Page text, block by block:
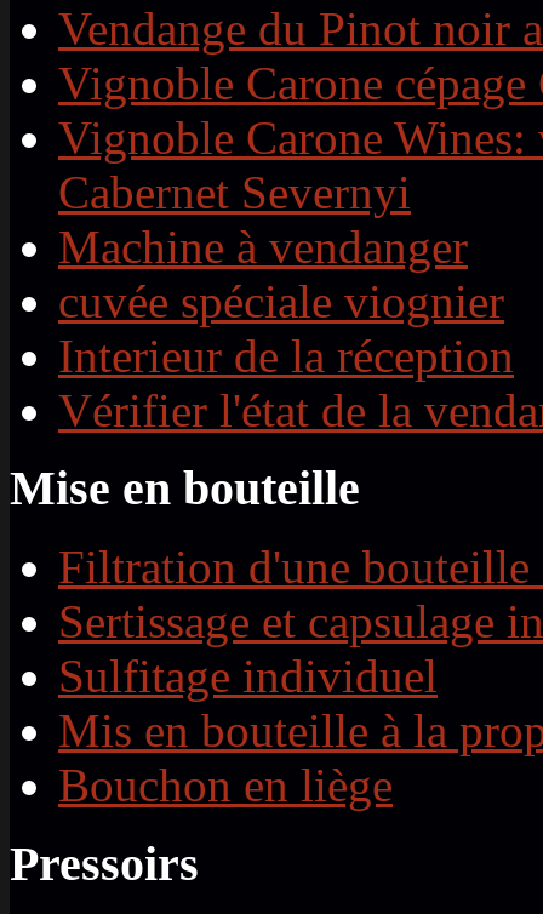
Vendange du Pinot noir
Vignoble Carone
Vignoble Carone Wines:
Cabernet Severnyi
Machine à vendanger
cuvée spéciale viognier
Interieur de la réception
Vérifier l'état de la
Mise en bouteille
Filtration d'une bouteille
Sertissage et capsulage
Sulfitage individuel
Mis en bouteille à la
Bouchon en liège
Pressoirs